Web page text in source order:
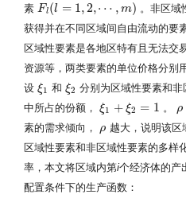
素Fl (l = 1,2,⋯ , m)
Fl(l= 1,2 ,⋯ ,m )
。非区域
获得并在不同区域间自由流动的要
区域性要素是各地区特有且无法交
资源等，两类要素的单位价格分别
设ξ1
ξ1 和ξ2
ξ2 分别为区域性要素和
中所占的份额，
ξ1 + ξ2 = 1
ξ1 +ξ2=1 。 ρ
ρ
素的需求倾向，
ρ
ρ 越大，说明该区
区域性要素和非区域性要素的多样
率，本文将区域内第i个经济体的产
配置条件下的生产函数：